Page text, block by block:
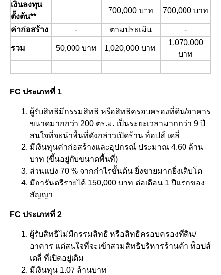
เงินลงทุน
ตั้งต้น**
700,000 บาท 700,000 บาท
ค่าก่อสร้าง - ตามประเมิน -
รวม 50,000 บาท 1,020,000 บาท
1,070,000
บาท
FC ประเภทที่ 1
ผู้รับสิทธิมีกรรมสิทธิ หรือสิทธิครอบครองที่ดิน/อาคาร
ขนาดมากกว่า 200 ตร.ม. เป็นระยะเวลามากกว่า 9 ปี
สนใจที่จะนำพื้นที่ดังกล่าวเปิดร้าน ท็อปส์ เดลี่
มีเงินทุนค่าก่อสร้างและอุปกรณ์ ประมาณ 4.60 ล้าน
บาท (ขึ้นอยู่กับขนาดพื้นที่)
ส่วนแบ่ง 70 % จากกำไรขั้นต้น ยิ่งขายมากยิ่งเติบโต
มีการันตรีรายได้ 150,000 บาท ต่อเดือน 1 ปีแรกของ
สัญญา
FC ประเภทที่ 2
ผู้รับสิทธิไม่มีกรรมสิทธิ หรือสิทธิครอบครองที่ดิน/
อาคาร แต่สนใจที่จะเข้าสวมสิทธิบริหารร้านค้า ท็อปส์
เดลี่ ที่เปิดอยู่เดิม
มีเงินทุน 1.07 ล้านบาท